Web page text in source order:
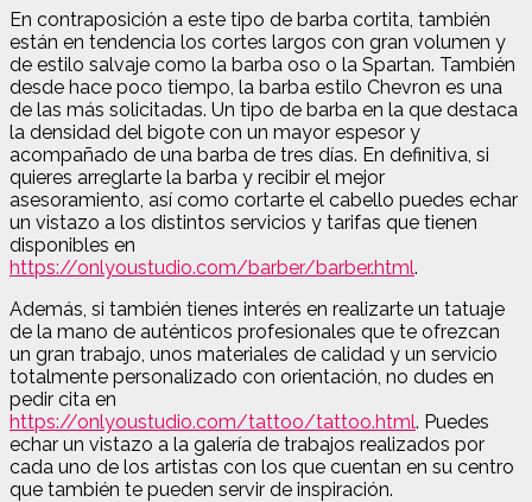
En contraposición a este tipo de barba cortita, también
están en tendencia los cortes largos con gran volumen y
de estilo salvaje como la barba oso o la Spartan. También
desde hace poco tiempo, la barba estilo Chevron es una
de las más solicitadas. Un tipo de barba en la que destaca
la densidad del bigote con un mayor espesor y
acompañado de una barba de tres días. En definitiva, si
quieres arreglarte la barba y recibir el mejor
asesoramiento, así como cortarte el cabello puedes echar
un vistazo a los distintos servicios y tarifas que tienen
disponibles en
https://onlyoustudio.com/barber/barber.html.
Además, si también tienes interés en realizarte un tatuaje
de la mano de auténticos profesionales que te ofrezcan
un gran trabajo, unos materiales de calidad y un servicio
totalmente personalizado con orientación, no dudes en
pedir cita en
https://onlyoustudio.com/tattoo/tattoo.html. Puedes
echar un vistazo a la galería de trabajos realizados por
cada uno de los artistas con los que cuentan en su centro
que también te pueden servir de inspiración.